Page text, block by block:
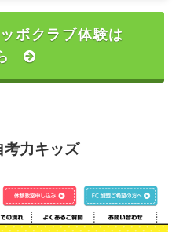
ボクラブ体験は
考力キッズ